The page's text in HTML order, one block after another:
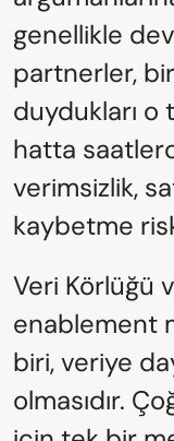
genellikle
partnerler,
duydukları o
hatta
verimsizlik,
kaybetme
Veri Körlüğü
enablement
biri, veriye
olmasıdır.